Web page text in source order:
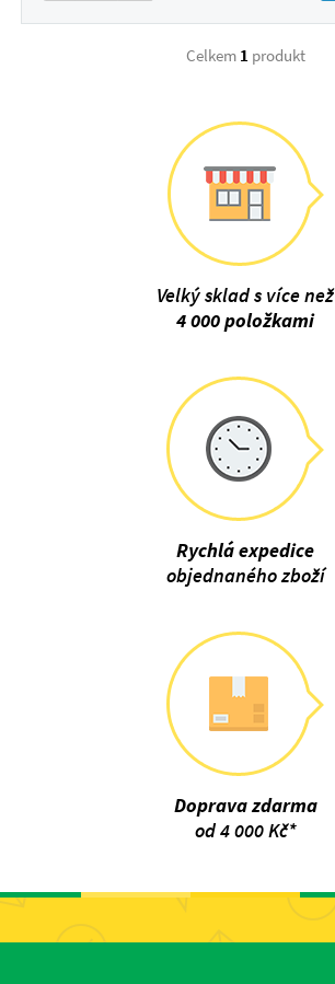
Celkem 1produkt
Velký sklad s více než
4 000 položkami
Rychlá expedice
objednaného zboží
Doprava zdarma
od 4 000 Kč*